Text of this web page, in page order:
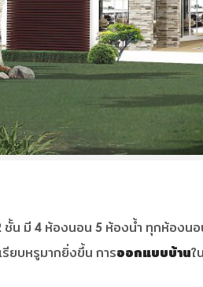
ชั้น มี 4 ห้องนอน 5 ห้องน้ำ ทุกห้องน
รียบหรูมากยิ่งขึ้น การออกแบบบ้านใ